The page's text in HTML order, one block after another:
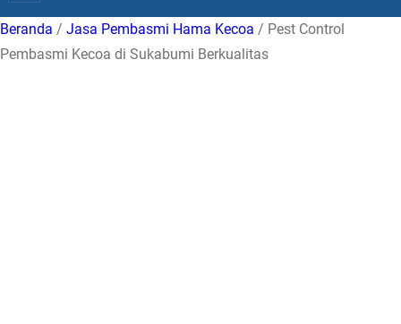
Beranda / Jasa Pembasmi Hama Kecoa / Pest Control
Pembasmi Kecoa di Sukabumi Berkualitas